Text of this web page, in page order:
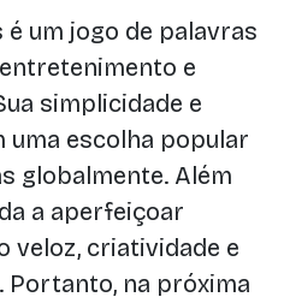
um jogo de palavras
e
simplicidade e
escolha popular
globalmente. Além
a aperfeiçoar
veloz, criatividade e
Portanto, na próxima